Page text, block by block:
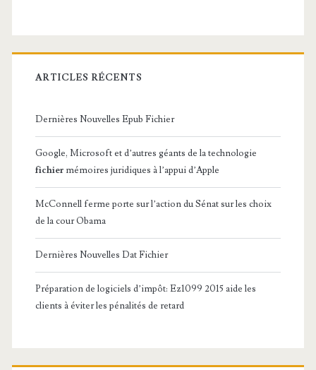
ARTICLES RÉCENTS
Dernières Nouvelles Epub Fichier
Google, Microsoft et d’autres géants de la technologie
fichier mémoires juridiques à l’appui d’Apple
McConnell ferme porte sur l’action du Sénat sur les choix
de la cour Obama
Dernières Nouvelles Dat Fichier
Préparation de logiciels d’impôt: Ez1099 2015 aide les
clients à éviter les pénalités de retard